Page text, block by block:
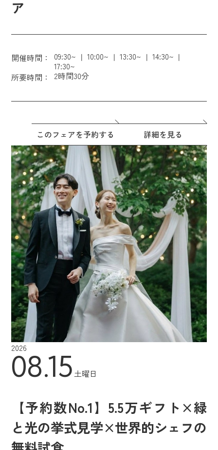
ア
開催時間： 09:30~ 10:00~ 13:30~
14:30~
17:30~
所要時間：
2時間30分
このフェアを予約する 詳細を見る
2026
08.15土曜日
【予約数No.1】5.5万ギフト×緑
と光の挙式見学×世界的シェフの